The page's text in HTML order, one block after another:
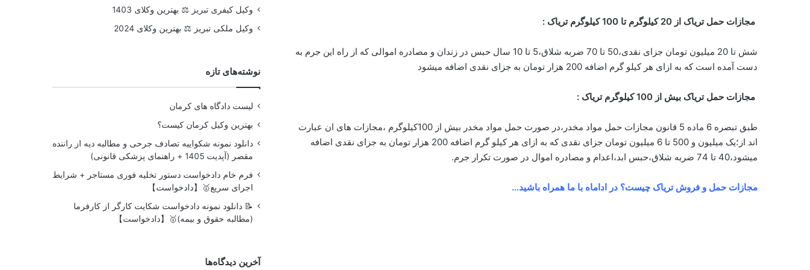
مجازات حمل تریاک از 20 کیلوگرم تا 100کیلوگرم تریاک :
شش تا 20 میلیون تومان جزای نقدی،50 تا 70 ضربه شلاق،5 تا 10 سال حبس در زندان و مصادره اموالی که از راه این جرم به
دست آمده است که به ازای هر کیلو گرم اضافه 200 هزار تومان به جزای نقدی اضافه میشود
مجازات حمل تریاک بیش از 100کیلوگرم تریاک :
طبق تبصره 6 ماده 5 قانون مجازات حمل مواد مخدر،در صورت حمل مواد مخدر بیش از 100کیلوگرم ،مجازات های ان عبارت
اند از؛یک میلیون و 500 تا 6 میلیون تومان جزای نقدی که به ازای هر کیلو گرم اضافه 200 هزار تومان به جزای نقدی اضافه
میشود،40 تا 74 ضربه شلاق،حبس ابد،اعدام و مصادره اموال در صورت تکرار جرم.
مجازات حمل و فروش تریاک چیست؟ در اداماه با ما همراه باشید…
وکیل کیفری تبریز ⚖️ بهترین وکلای 1403
وکیل ملکی تبریز ⚖️ بهترین وکلای 2024
نوشته‌های تازه
لیست دادگاه های کرمان
بهترین وکیل کرمان کیست؟
دانلود نمونه شکواییه تصادف جرحی و مطالبه دیه از راننده
مقصر (آپدیت 1405 + راهنمای پزشکی قانونی)
فرم خام دادخواست دستور تخلیه فوری مستاجر + شرایط
اجرای سریع🥇【دادخواست】
📝 دانلود نمونه دادخواست شکایت کارگر از کارفرما
(مطالبه حقوق و بیمه)🥇【دادخواست】
آخرین دیدگاه‌ها